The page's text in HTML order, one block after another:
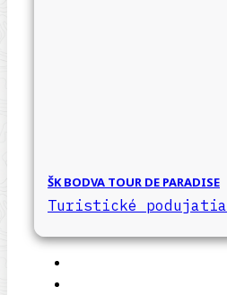
ŠK BODVA TOUR DE PARADISE
Turistické podujatia